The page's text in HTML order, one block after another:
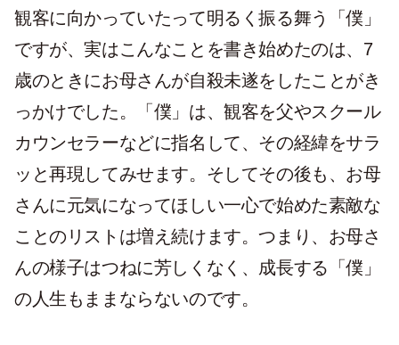
観客に向かっていたって明るく振る舞う「僕」
ですが、実はこんなことを書き始めたのは、7
歳のときにお母さんが自殺未遂をしたことがき
っかけでした。「僕」は、観客を父やスクール
カウンセラーなどに指名して、その経緯をサラ
ッと再現してみせます。そしてその後も、お母
さんに元気になってほしい一心で始めた素敵な
ことのリストは増え続けます。つまり、お母さ
んの様子はつねに芳しくなく、成長する「僕」
の人生もままならないのです。